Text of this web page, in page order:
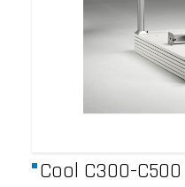
Cool C300-C500